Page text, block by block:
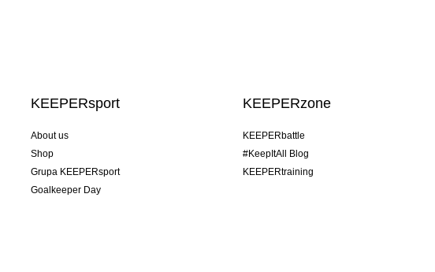
KEEPERsport
About us
Shop
Grupa KEEPERsport
Goalkeeper Day
KEEPERzone
KEEPERbattle
#KeepItAll Blog
KEEPERtraining